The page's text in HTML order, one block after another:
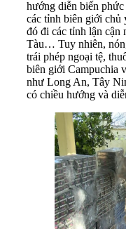
hướng diễn biến
các tỉnh biên giới chủ
đó đi các tỉnh lận
Tàu… Tuy nhiên,
trái phép ngoại tệ,
biên giới Campuchia
như Long An, Tây
có chiều hướng và